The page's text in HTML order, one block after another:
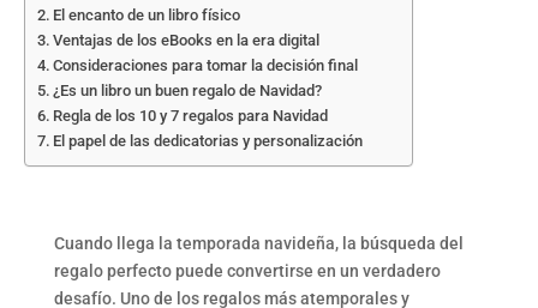
El encanto de un libro físico
Ventajas de los eBooks en la era digital
Consideraciones para tomar la decisión final
¿Es un libro un buen regalo de Navidad?
Regla de los 10 y 7 regalos para Navidad
El papel de las dedicatorias y personalización
Cuando llega la temporada navideña, la búsqueda del
regalo perfecto puede convertirse en un verdadero
desafío. Uno de los regalos más atemporales y